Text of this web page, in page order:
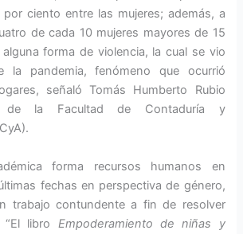
ciento entre las mujeres; además, a
de cada 10 mujeres mayores de 15
forma de violencia, la cual se vio
la pandemia, fenómeno que ocurrió
señaló Tomás Humberto Rubio
de la Facultad de Contaduría y
forma recursos humanos en
fechas en perspectiva de género,
trabajo contundente a fin de resolver
“El libro Empoderamiento de niñas y